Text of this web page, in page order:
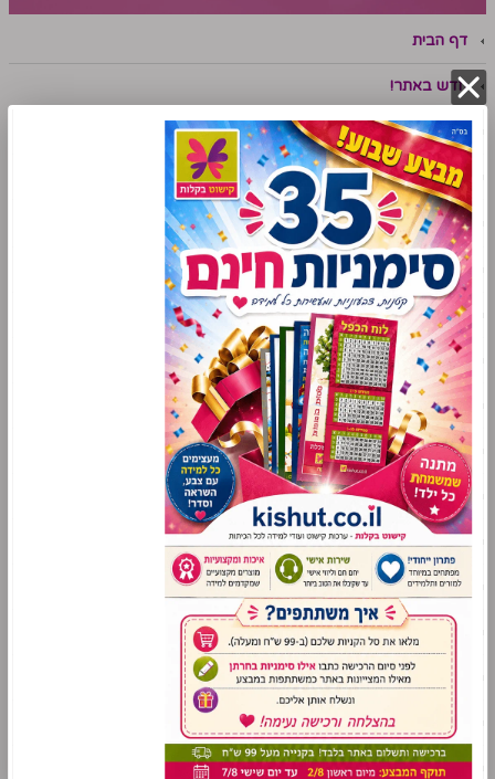
דף הבית
חדש באתר!
מבצעי השבוע
חבילות
קישוטים לפי כיתות
עזרים ללמידה ביתית
עד 2 ש"ח
פלקט ניווט
ערכות תוכן
תנ"ך
מתמטיקה
שפה
אנגלית
עזרי למידה לתלמידי שילוב
סימניות לימודיות
מניפות לימודיות
משחקי למידה